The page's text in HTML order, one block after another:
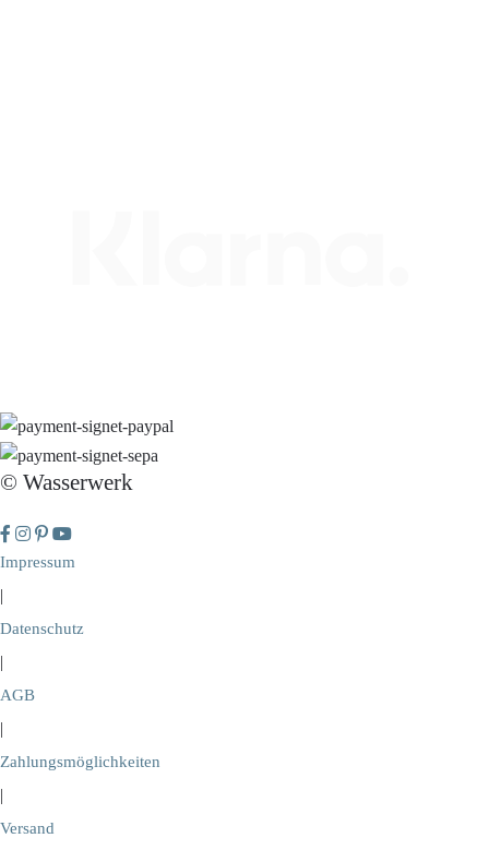
© Wasserwerk
Impressum
|
Datenschutz
|
AGB
|
Zahlungsmöglichkeiten
|
Versand